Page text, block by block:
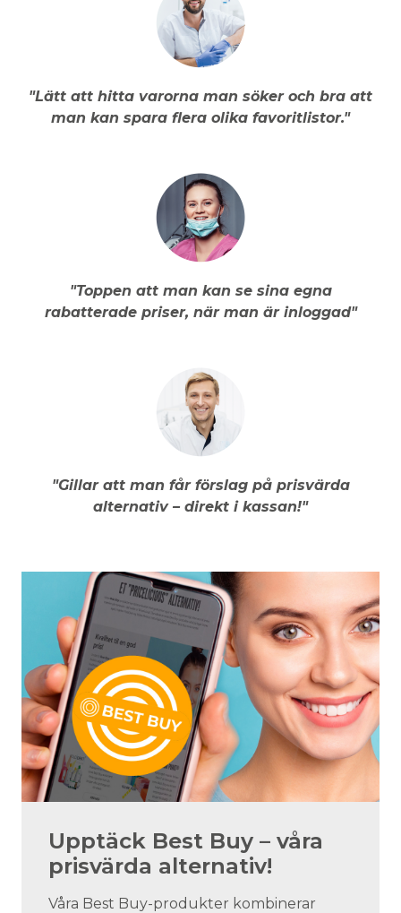
"Lätt att hitta varorna man söker och bra att
man kan spara flera olika favoritlistor."
"Toppen att man kan se sina egna
rabatterade priser, när man är inloggad"
"Gillar att man får förslag på prisvärda
alternativ – direkt i kassan!"
Upptäck Best Buy – våra
prisvärda alternativ!
Våra Best Buy-produkter kombinerar